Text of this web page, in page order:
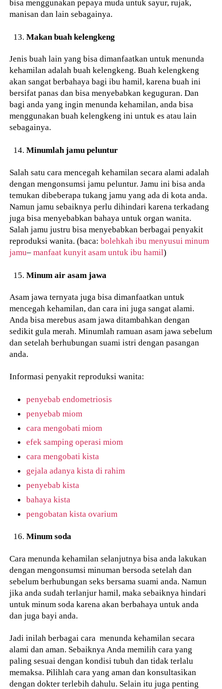
bisa menggunakan pepaya muda untuk sayur, rujak,
manisan dan lain sebagainya.
Makan buah kelengkeng
Jenis buah lain yang bisa dimanfaatkan untuk menunda
kehamilan adalah buah kelengkeng. Buah kelengkeng
akan sangat berbahaya bagi ibu hamil, karena buah ini
bersifat panas dan bisa menyebabkan keguguran. Dan
bagi anda yang ingin menunda kehamilan, anda bisa
menggunakan buah kelengkeng ini untuk es atau lain
sebagainya.
Minumlah jamu peluntur
Salah satu cara mencegah kehamilan secara alami adalah
dengan mengonsumsi jamu peluntur. Jamu ini bisa anda
temukan dibeberapa tukang jamu yang ada di kota anda.
Namun jamu sebaiknya perlu dihindari karena terkadang
juga bisa menyebabkan bahaya untuk organ wanita.
Salah jamu justru bisa menyebabkan berbagai penyakit
reproduksi wanita. (baca:bolehkah ibu menyusui minum
jamu–manfaat kunyit asam untuk ibu hamil)
Minum air asam jawa
Asam jawa ternyata juga bisa dimanfaatkan untuk
mencegah kehamilan, dan cara ini juga sangat alami.
Anda bisa merebus asam jawa ditambahkan dengan
sedikit gula merah. Minumlah ramuan asam jawa sebelum
dan setelah berhubungan suami istri dengan pasangan
anda.
Informasi penyakit reproduksi wanita:
penyebab endometriosis
penyebab miom
cara mengobati miom
efek samping operasi miom
cara mengobati kista
gejala adanya kista di rahim
penyebab kista
bahaya kista
pengobatan kista ovarium
Minum soda
Cara menunda kehamilan selanjutnya bisa anda lakukan
dengan mengonsumsi minuman bersoda setelah dan
sebelum berhubungan seks bersama suami anda. Namun
jika anda sudah terlanjur hamil, maka sebaiknya hindari
untuk minum soda karena akan berbahaya untuk anda
dan juga bayi anda.
Jadi inilah berbagai cara menunda kehamilan secara
alami dan aman. Sebaiknya Anda memilih cara yang
paling sesuai dengan kondisi tubuh dan tidak terlalu
memaksa. Pilihlah cara yang aman dan konsultasikan
dengan dokter terlebih dahulu. Selain itu juga penting